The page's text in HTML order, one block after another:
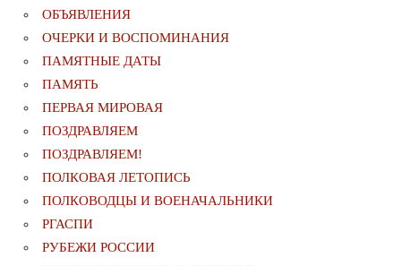
ОБЪЯВЛЕНИЯ
ОЧЕРКИ И ВОСПОМИНАНИЯ
ПАМЯТНЫЕ ДАТЫ
ПАМЯТЬ
ПЕРВАЯ МИРОВАЯ
ПОЗДРАВЛЯЕМ
ПОЗДРАВЛЯЕМ!
ПОЛКОВАЯ ЛЕТОПИСЬ
ПОЛКОВОДЦЫ И ВОЕНАЧАЛЬНИКИ
РГАСПИ
РУБЕЖИ РОССИИ